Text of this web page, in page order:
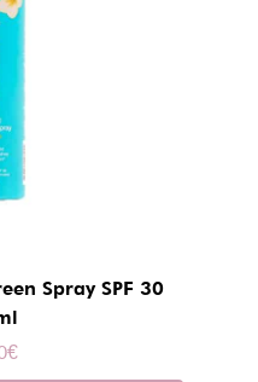
Spray SPF 30
€